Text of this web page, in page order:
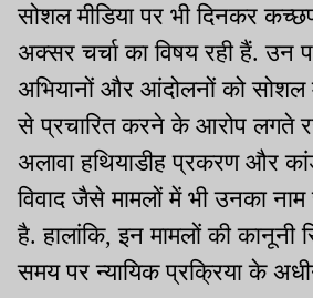
सोशल मीडिया पर भी दिनकर
अक्सर चर्चा का विषय रही हैं. उन
अभियानों और आंदोलनों को सोशल
से प्रचारित करने के आरोप लगते
अलावा हथियाडीह प्रकरण और
विवाद जैसे मामलों में भी उनका
है. हालांकि, इन मामलों की कानूनी
समय पर न्यायिक प्रक्रिया के